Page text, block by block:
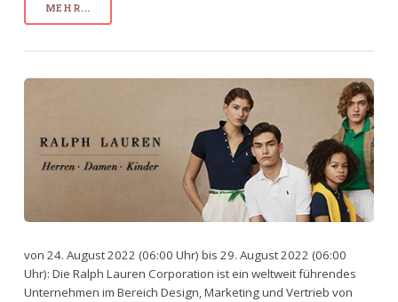
MEHR...
von 24. August 2022 (06:00 Uhr) bis 29. August 2022 (06:00
Uhr): Die Ralph Lauren Corporation ist ein weltweit führendes
Unternehmen im Bereich Design, Marketing und Vertrieb von